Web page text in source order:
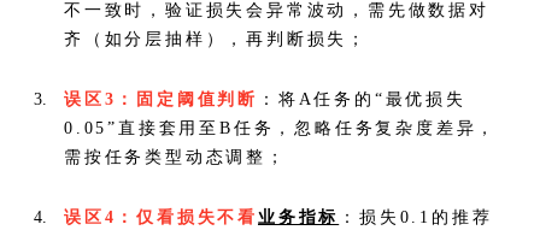
不一致时，验证损失会异常波动，需先做数据对
齐（如分层抽样），再判断损失；
误区3：固定阈值判断 ：将A任务的“最优损失
0.05”直接套用至B任务，忽略任务复杂度差异，
需按任务类型动态调整；
误区4：仅看损失不看 业务指标 ：损失0.1的推荐